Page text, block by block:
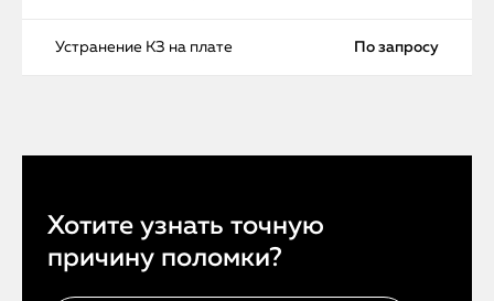
Устранение КЗ на плате По запросу
Хотите узнать точную
причину поломки?